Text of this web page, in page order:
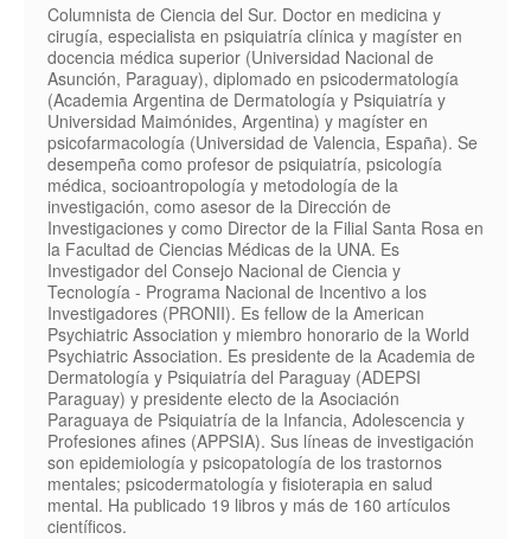
Columnista de Ciencia del Sur. Doctor en medicina y
cirugía, especialista en psiquiatría clínica y magíster en
docencia médica superior (Universidad Nacional de
Asunción, Paraguay), diplomado en psicodermatología
(Academia Argentina de Dermatología y Psiquiatría y
Universidad Maimónides, Argentina) y magíster en
psicofarmacología (Universidad de Valencia, España). Se
desempeña como profesor de psiquiatría, psicología
médica, socioantropología y metodología de la
investigación, como asesor de la Dirección de
Investigaciones y como Director de la Filial Santa Rosa en
la Facultad de Ciencias Médicas de la UNA. Es
Investigador del Consejo Nacional de Ciencia y
Tecnología - Programa Nacional de Incentivo a los
Investigadores (PRONII). Es fellow de la American
Psychiatric Association y miembro honorario de la World
Psychiatric Association. Es presidente de la Academia de
Dermatología y Psiquiatría del Paraguay (ADEPSI
Paraguay) y presidente electo de la Asociación
Paraguaya de Psiquiatría de la Infancia, Adolescencia y
Profesiones afines (APPSIA). Sus líneas de investigación
son epidemiología y psicopatología de los trastornos
mentales; psicodermatología y fisioterapia en salud
mental. Ha publicado 19 libros y más de 160 artículos
científicos.